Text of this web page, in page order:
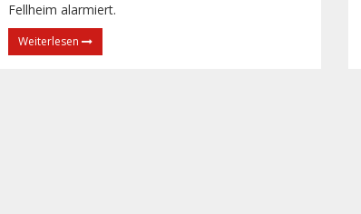
Fellheim alarmiert.
Weiterlesen